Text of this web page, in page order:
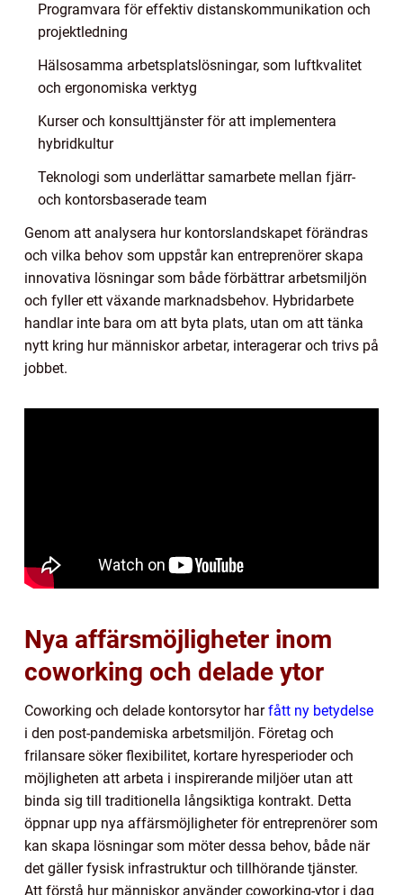
Programvara för effektiv distanskommunikation och
projektledning
Hälsosamma arbetsplatslösningar, som luftkvalitet
och ergonomiska verktyg
Kurser och konsulttjänster för att implementera
hybridkultur
Teknologi som underlättar samarbete mellan fjärr-
och kontorsbaserade team
Genom att analysera hur kontorslandskapet förändras
och vilka behov som uppstår kan entreprenörer skapa
innovativa lösningar som både förbättrar arbetsmiljön
och fyller ett växande marknadsbehov. Hybridarbete
handlar inte bara om att byta plats, utan om att tänka
nytt kring hur människor arbetar, interagerar och trivs på
jobbet.
Nya affärsmöjligheter inom
coworking och delade ytor
Coworking och delade kontorsytor harfått ny betydelse
i den post-pandemiska arbetsmiljön. Företag och
frilansare söker flexibilitet, kortare hyresperioder och
möjligheten att arbeta i inspirerande miljöer utan att
binda sig till traditionella långsiktiga kontrakt. Detta
öppnar upp nya affärsmöjligheter för entreprenörer som
kan skapa lösningar som möter dessa behov, både när
det gäller fysisk infrastruktur och tillhörande tjänster.
Att förstå hur människor använder coworking-ytor i dag